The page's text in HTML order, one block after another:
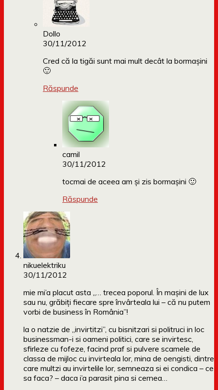
Dollo
30/11/2012
Cred că la tigăi sunt mai mult decât la bormașini
🙂
Răspunde
camil
30/11/2012
tocmai de aceea am și zis bormașini 🙂
Răspunde
nikuelektriku
30/11/2012
mie mi’a placut asta „… trecea poporul. În mașini de lux
sau nu, grăbiți fiecare spre învârteala lui – că nu putem
vorbi de business în România”!
la o natzie de „invirtitzi”, cu bisnitzari si politruci in loc
businessman-i si oameni politici, care se invirtesc,
sfirleze cu fofeze, facind praf si pulvere scamele de
classa de mijloc cu invirteala lor, mina de oengisti, dintre
care multzi au invirtelile lor, semneaza si ei condica – ce
sa faca? – daca i’a parasit pina si cernea…